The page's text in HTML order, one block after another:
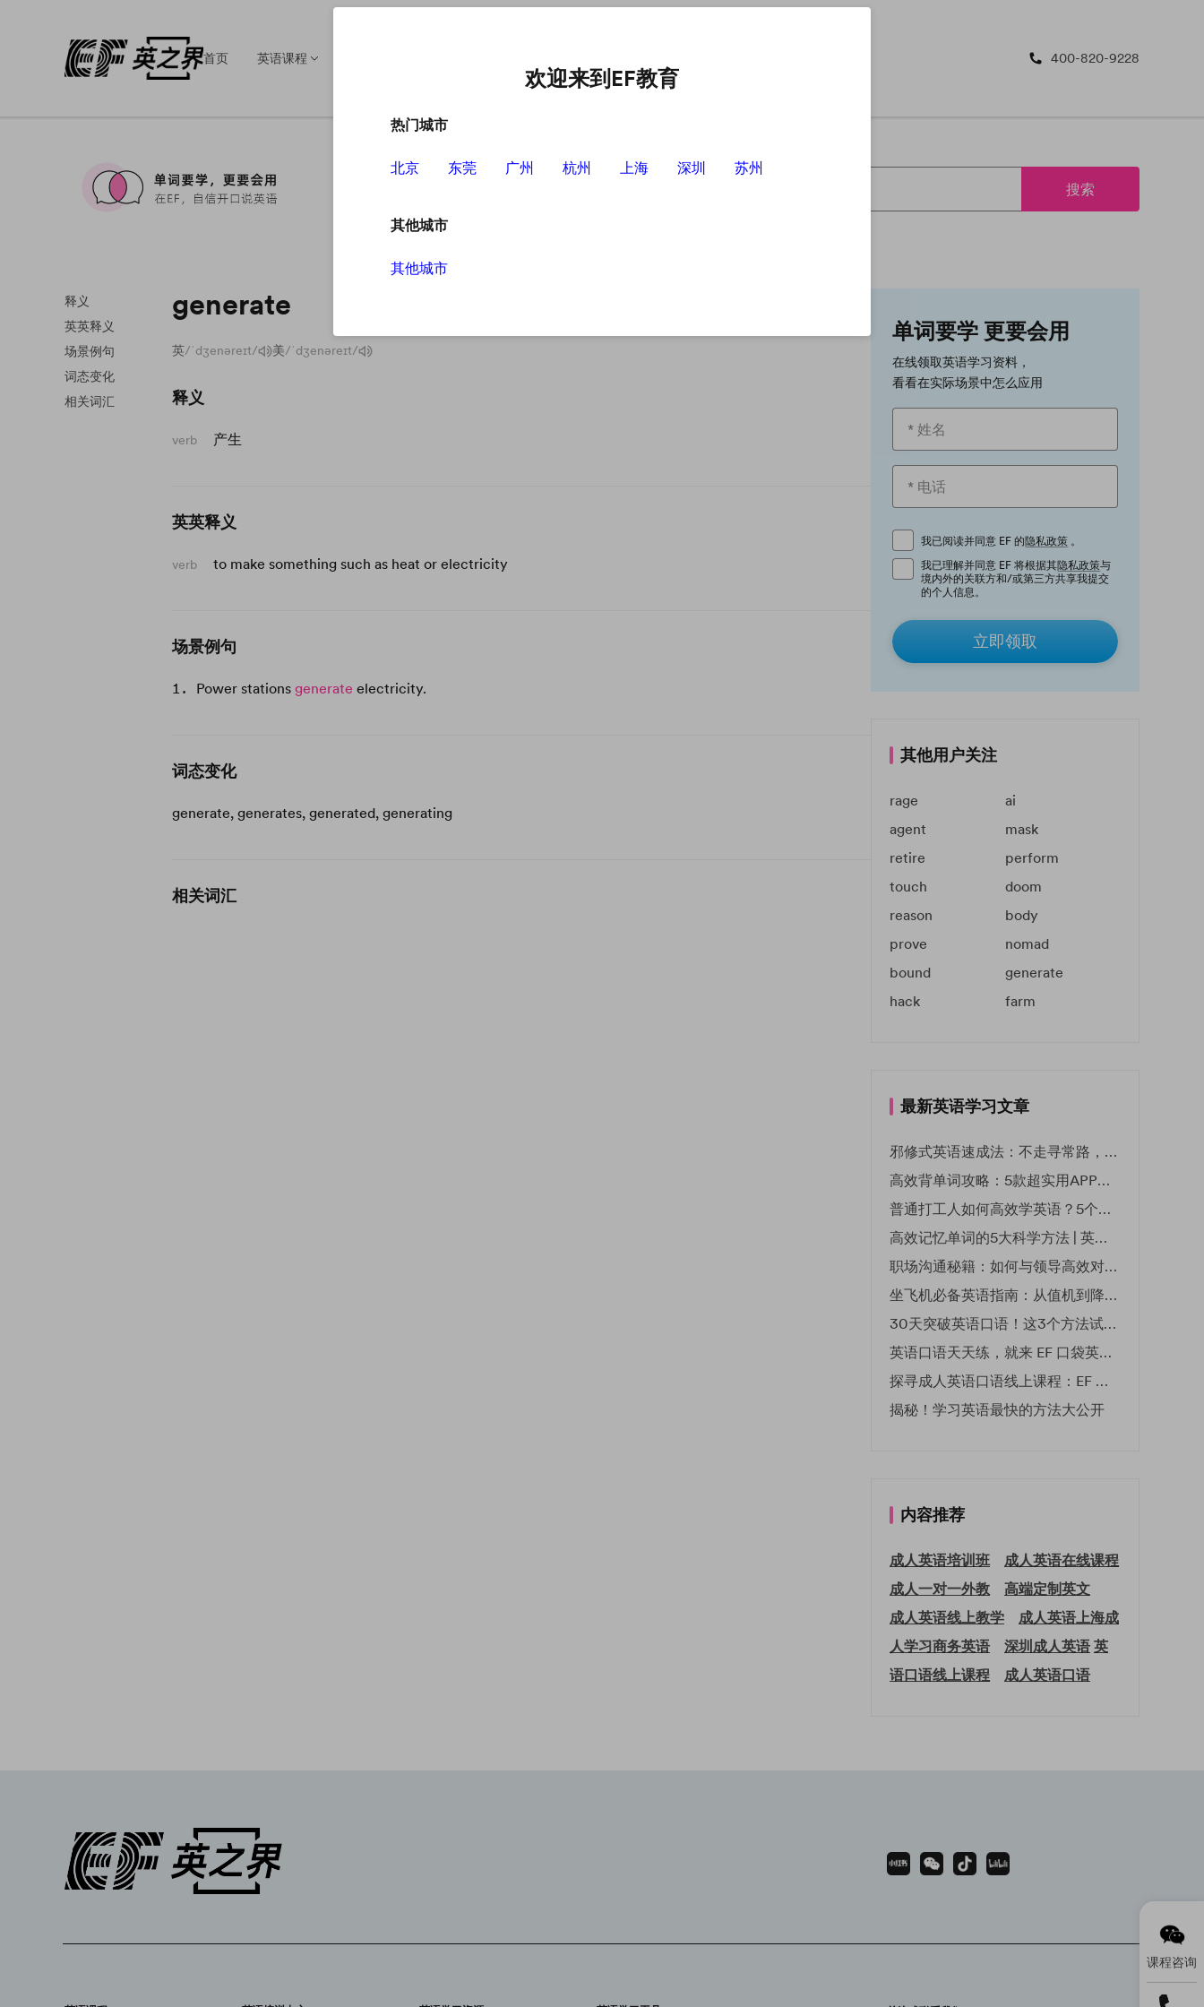
首页 英语课程 400-820-9228
搜索
释义
英英释义
场景例句
词态变化
相关词汇
generate
英/ˈdʒenəreɪt/ 美/ˈdʒenəreɪt/
释义
verb 产生
英英释义
verb to make something such as heat or electricity
场景例句
Power stationsgenerate electricity.
词态变化
generate, generates, generated, generating
相关词汇
单词要学 更要会用
在线领取英语学习资料，
看看在实际场景中怎么应用
我已阅读并同意 EF 的隐私政策 。
我已理解并同意 EF 将根据其隐私政策与
境内外的关联方和/或第三方共享我提交
的个人信息。
立即领取
其他用户关注
rage
ai
agent
mask
retire
perform
touch
doom
reason
body
prove
nomad
bound
generate
hack
farm
最新英语学习文章
邪修式英语速成法：不走寻常路，英语战力狂飙！
高效背单词攻略：5款超实用APP推荐 | EF英孚教育
普通打工人如何高效学英语？5个实用技巧助你突破职场瓶颈
高效记忆单词的5大科学方法 | 英语学习必备技巧
职场沟通秘籍：如何与领导高效对话 | EF英孚职场指南
坐飞机必备英语指南：从值机到降落的全流程表达
30天突破英语口语！这3个方法试过的人都说有效
英语口语天天练，就来 EF 口袋英语微信小程序
探寻成人英语口语线上课程：EF 英孚教育凭什么领航
揭秘！学习英语最快的方法大公开
内容推荐
成人英语培训班
成人英语在线课程
成人一对一外教
高端定制英文
成人英语线上教学
成人英语上海成
人学习商务英语
深圳成人英语英
语口语线上课程
成人英语口语
课程咨询
欢迎来到EF教育
热门城市
北京 东莞 广州 杭州 上海 深圳 苏州
其他城市
其他城市